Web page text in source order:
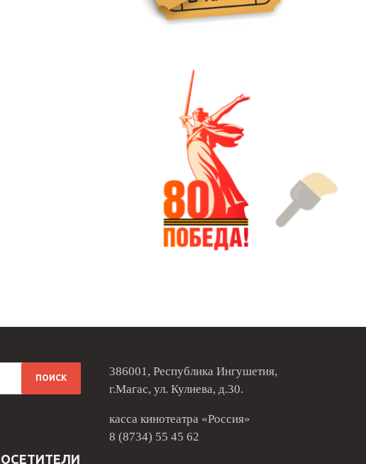
386001, Республика Ингушетия,
г.Магас, ул. Кулиева, д.30.
касса кинотеатра «Россия»
8 (8734) 55 45 62